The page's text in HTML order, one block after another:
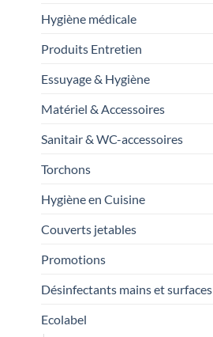
Hygiène médicale
Produits Entretien
Essuyage & Hygiène
Matériel & Accessoires
Sanitair & WC-accessoires
Torchons
Hygiène en Cuisine
Couverts jetables
Promotions
Désinfectants mains et surfaces
Ecolabel